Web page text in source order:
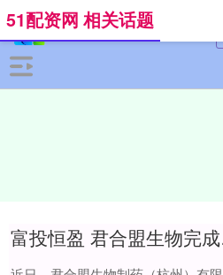
51配资网 相关话题
富